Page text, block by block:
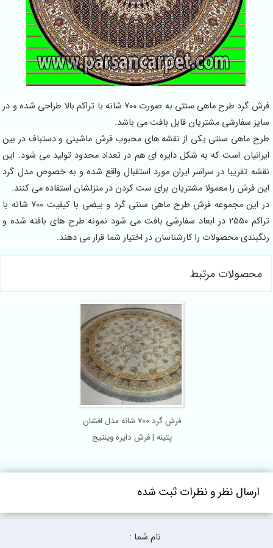
فرش گرد طرح ماهی سنتی به صورت 700 شانه با تراکم بالا طراحی شده و در
سایز سفارشی مشتریان قابل بافت می باشد.
طرح ماهی سنتی یکی از نقشه های محبوب فرش ماشینی و دستباف در بین
ایرانیان است که به شکل دایره ای هم در تعداد محدود تولید می شود. این
نقشه تقریبا در سراسر ایران مورد استقبال واقع شده و به خصوص مدل گرد
این فرش را معمولا مشتریان برای ست کردن در منزلشان استفاده می کنند.
در این مجموعه فرش طرح ماهی سنتی گرد و بیضی با کیفیت 700 شانه با
تراکم 2550 در ابعاد سفارشی بافت می شود نمونه طرح های بافته شده و
رنگبندی محصولات را کارشناسان در اختیار شما قرار می دهند.
محصولات مرتبط
فرش گرد 700 شانه مدل افشان
پتینه | فرش دایره وینتیج
ارسال نظر و نظرات ثبت شده
نام شما :